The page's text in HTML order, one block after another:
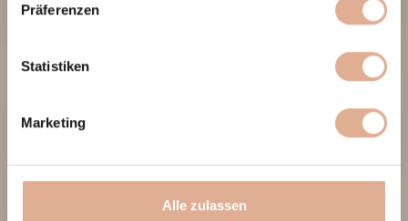
Präferenzen
Statistiken
Marketing
Alle zulassen